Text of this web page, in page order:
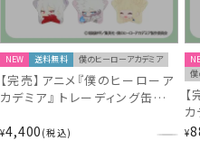
NEW 送料無料 僕のヒーローアカデミア
【完売】アニメ『僕のヒーローア
カデミア』 トレーディング缶バッ
のヒーローアカデミア
¥4,400 税込
僕
カ
ル
¥